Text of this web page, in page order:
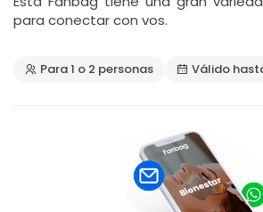
para conectar con vos.
Para 1 o 2 personas Válido